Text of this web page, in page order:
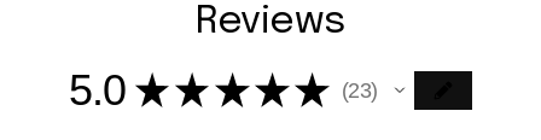
Reviews
5.0 ★ ★ ★ ★ ★ 23
23